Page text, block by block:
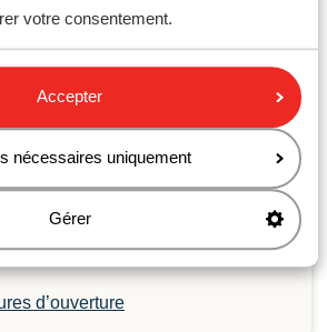
votre consentement.
Accepter
nécessaires uniquement
Gérer
message WhatsApp au
pouvez nous appeler au même
d'attente sont plus longs.
: de 09:00 à 18:00
à 18:00
d’ouverture